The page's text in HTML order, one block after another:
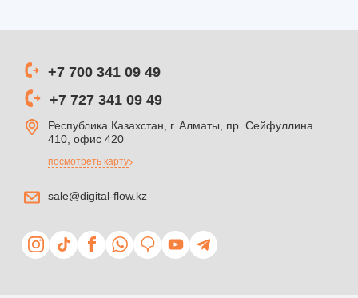
+7 700 341 09 49
+7 727 341 09 49
Республика Казахстан, г. Алматы, пр. Сейфуллина
410, офис 420
посмотреть карту
sale@digital-flow.kz